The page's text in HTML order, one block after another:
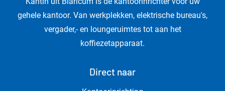
gehele kantoor. Van werkplekken, elektrische bureau's,
vergader,- en loungeruimtes tot aan het
koffiezetapparaat.
Direct naar